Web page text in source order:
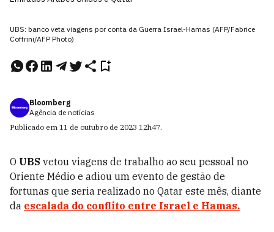
UBS: banco veta viagens por conta da Guerra Israel-Hamas (AFP/Fabrice
Coffrini/AFP Photo)
Bloomberg
Agência de notícias
Publicado em 11 de outubro de 2023 12h47.
O UBS vetou viagens de trabalho ao seu pessoal no
Oriente Médio e adiou um evento de gestão de
fortunas que seria realizado no Qatar este mês, diante
da escalada do conflito entre Israel e Hamas.